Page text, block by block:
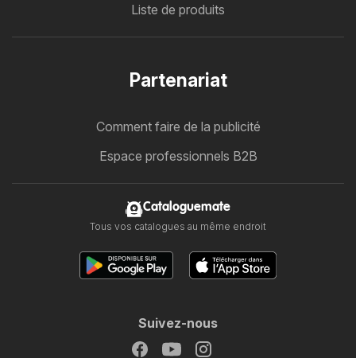
Liste de produits
Partenariat
Comment faire de la publicité
Espace professionnels B2B
Cataloguemate
Tous vos catalogues au même endroit
Suivez-nous